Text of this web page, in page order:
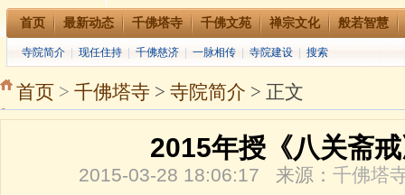
首页 最新动态 千佛塔寺 千佛文苑 禅宗文化 般若智慧
寺院简介 现任住持 千佛慈济 一脉相传 寺院建设 搜索
首页 > 千佛塔寺 > 寺院简介 > 正文
2015年授《八关斋
2015-03-28 18:06:17 来源： 千佛塔